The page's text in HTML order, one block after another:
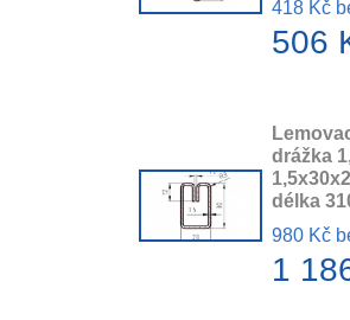
418 Kč
506
drážka
délka
980 Kč
1